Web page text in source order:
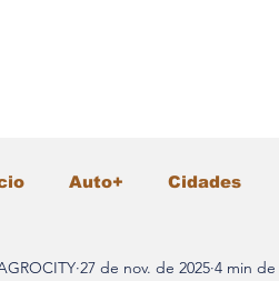
Auto+ Cidades
Gastronomia
27 de nov. de 2025 4 min